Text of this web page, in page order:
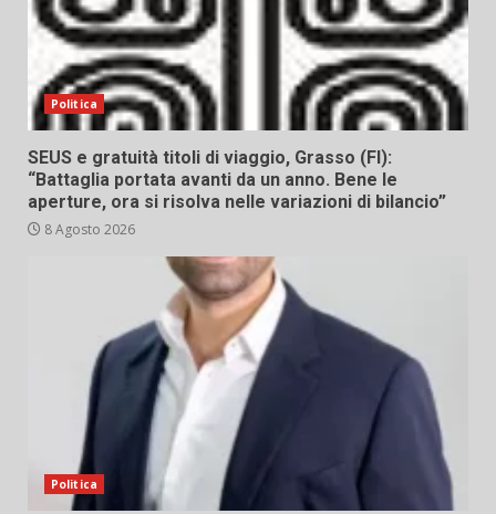
Politica
SEUS e gratuità titoli di viaggio, Grasso (FI):
“Battaglia portata avanti da un anno. Bene le
aperture, ora si risolva nelle variazioni di bilancio”
8 Agosto 2026
Politica